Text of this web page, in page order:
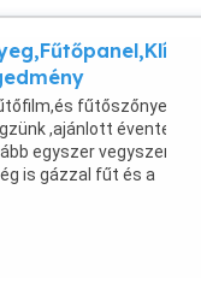
fűtőszőnyeggel
,ajánlott évente
egyszer vegyszeresen
is gázzal fűt és a